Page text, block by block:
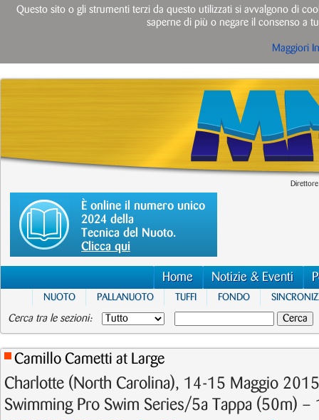
È online il numero unico
2024 della
Tecnica del Nuoto.
Clicca qui
Home Notizie & Eventi
NUOTO PALLANUOTO TUFFI FONDO
Cerca tra le sezioni:
Camillo Cametti at Large
Charlotte (North Carolina), 14-15 Maggio
Swimming Pro Swim Series/5a Tappa (50m) –
Questo sito o gli strumenti terzi da questo utilizzati si avvalgono di
saperne di più o negare il consenso a
Maggiori